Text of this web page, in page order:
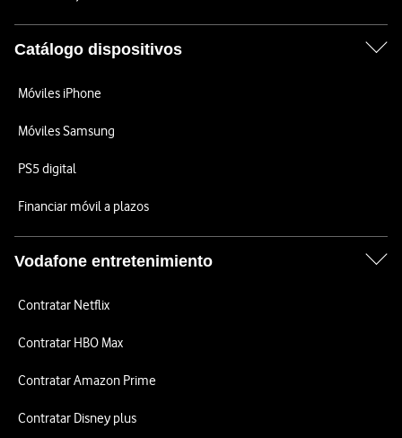
Catálogo dispositivos
Móviles iPhone
Móviles Samsung
PS5 digital
Financiar móvil a plazos
Vodafone entretenimiento
Contratar Netflix
Contratar HBO Max
Contratar Amazon Prime
Contratar Disney plus